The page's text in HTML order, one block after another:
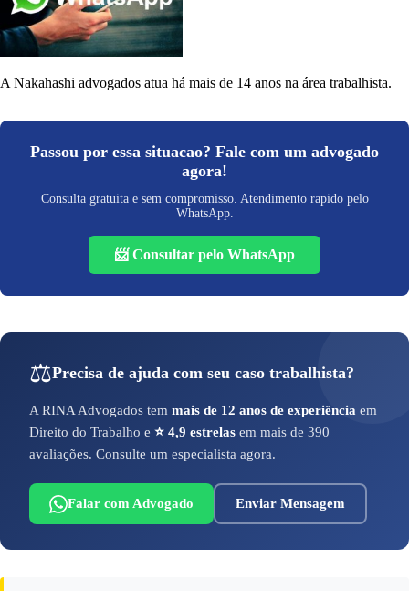
A Nakahashi advogados atua há mais de 14 anos na área trabalhista.
Passou por essa situacao? Fale com um advogado
agora!
Consulta gratuita e sem compromisso. Atendimento rapido pelo
WhatsApp.
📨 Consultar pelo WhatsApp
⚖️Precisa de ajuda com seu caso trabalhista?
A RINA Advogados tem mais de 12 anos de experiência em
Direito do Trabalho e ⭐ 4,9 estrelas em mais de 390
avaliações. Consulte um especialista agora.
Falar com Advogado Enviar Mensagem